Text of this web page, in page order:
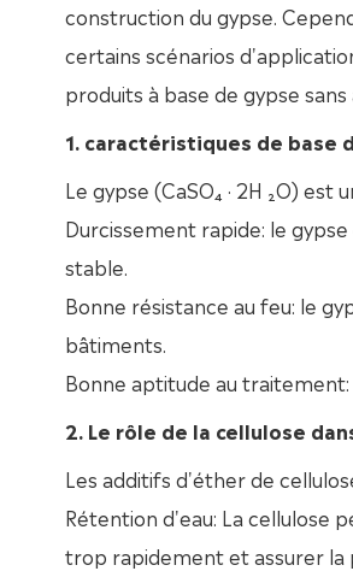
construction du gypse.
certains scénarios
produits à base de gypse
1. caractéristiques de base
Le gypse (CaSO₄ · 2H ₂O)
Durcissement rapide: le
stable.
Bonne résistance au feu: le
bâtiments.
Bonne aptitude au
2. Le rôle de la cellulose
Les additifs d'éther de
Rétention d'eau: La cellulose
trop rapidement et assurer la